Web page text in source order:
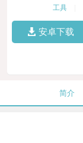
工具
安卓下载
简介